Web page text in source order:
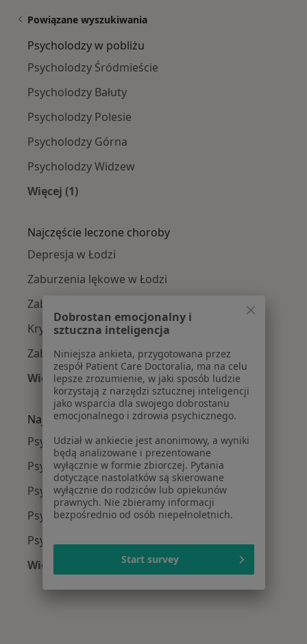
Powiązane wyszukiwania
Psycholodzy w pobliżu
Psycholodzy Śródmieście
Psycholodzy Bałuty
Psycholodzy Polesie
Psycholodzy Górna
Psycholodzy Widzew
Więcej (1)
Najczęście leczone choroby
Depresja w Łodzi
Zaburzenia lękowe w Łodzi
Zaburzenia emocjonalne w Łodzi
Kryzys emocjonalny w Łodzi
Zaburzenia nastroju w Łodzi
Więcej (15)
Więcej w kategorii: Najczęście leczone
Najpopularniejsze ubezpieczenia
Psycholodzy z Allianz w Łodzi
Psycholodzy z NFZ w Łodzi
Psycholodzy z PZU Zdrowie w Łodzi
Psycholodzy z Signal Iduna w Łodzi
Psycholodzy z LUX MED w Łodzi
Więcej (1)
Dobrostan emocjonalny i
sztuczna inteligencja
Niniejsza ankieta, przygotowana przez
zespół Patient Care Doctoralia, ma na celu
lepsze zrozumienie, w jaki sposób ludzie
korzystają z narzędzi sztucznej inteligencji
jako wsparcia dla swojego dobrostanu
emocjonalnego i zdrowia psychicznego.
Udział w ankiecie jest anonimowy, a wyniki
będą analizowane i prezentowane
wyłącznie w formie zbiorczej. Pytania
dotyczące nastolatków są skierowane
wyłącznie do rodziców lub opiekunów
prawnych. Nie zbieramy informacji
bezpośrednio od osób niepełnoletnich.
Start survey